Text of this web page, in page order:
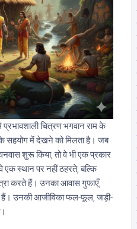
चित्रण भगवान राम के
सहयोग में देखने को मिलता है। जब
शुरू किया, तो वे भी एक प्रकार
स्थान पर नहीं ठहरते, बल्कि
करते हैं। उनका आवास गुफाएँ,
उनकी आजीविका फल-फूल, जड़ी-